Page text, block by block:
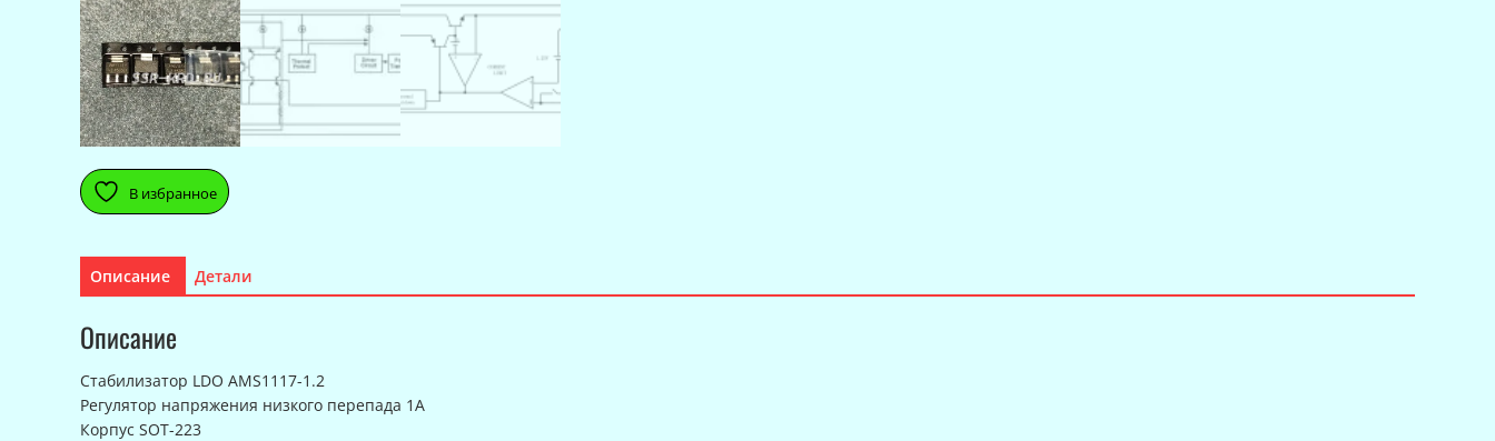
В избранное
Описание Детали
Описание
Стабилизатор LDO AMS1117-1.2
Регулятор напряжения низкого перепада 1A
Корпус SOT-223